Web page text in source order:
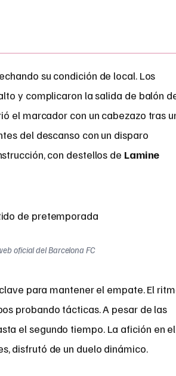
su condición de local. Los
y complicaron la salida de balón
el marcador con un cabezazo tras
del descanso con un disparo
con destellos de Lamine
oficial del Barcelona FC
para mantener el empate. El
probando tácticas. A pesar de las
el segundo tiempo. La afición en el
disfrutó de un duelo dinámico.